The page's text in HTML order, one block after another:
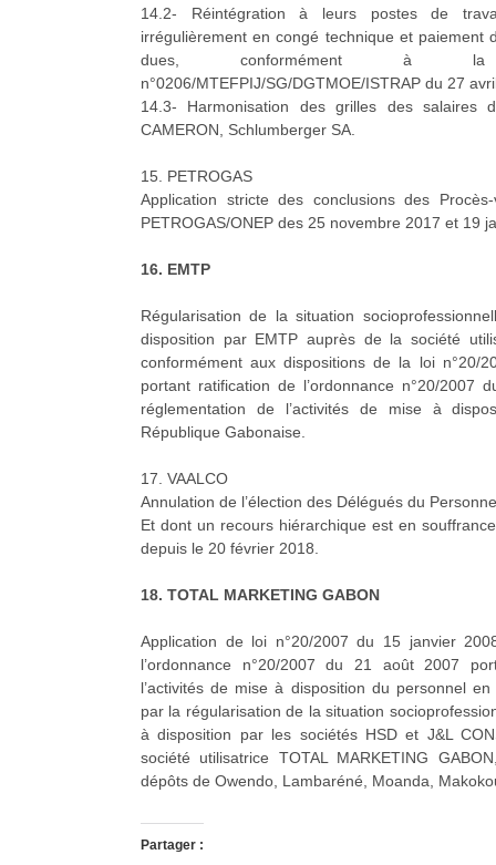
14.2- Réintégration à leurs postes de
irrégulièrement en congé technique et paiement
dues, conformément à la
n°0206/MTEFPIJ/SG/DGTMOE/ISTRAP du 27
14.3- Harmonisation des grilles des salaires
CAMERON, Schlumberger SA.
15. PETROGAS
Application stricte des conclusions des
PETROGAS/ONEP des 25 novembre 2017 et 19
16. EMTP
Régularisation de la situation
disposition par EMTP auprès de la société
conformément aux dispositions de la loi n°20/
portant ratification de l’ordonnance n°20/2007
réglementation de l’activités de mise à
République Gabonaise.
17. VAALCO
Annulation de l’élection des Délégués du
Et dont un recours hiérarchique est en
depuis le 20 février 2018.
18. TOTAL MARKETING GABON
Application de loi n°20/2007 du 15 janvier
l’ordonnance n°20/2007 du 21 août 2007
l’activités de mise à disposition du personnel
par la régularisation de la situation
à disposition par les sociétés HSD et J&L
société utilisatrice TOTAL MARKETING
dépôts de Owendo, Lambaréné, Moanda,
Partager :